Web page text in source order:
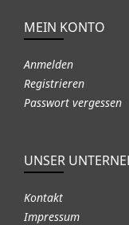
MEIN KONTO
Anmelden
Registrieren
Passwort vergessen
UNSER
Kontakt
Impressum